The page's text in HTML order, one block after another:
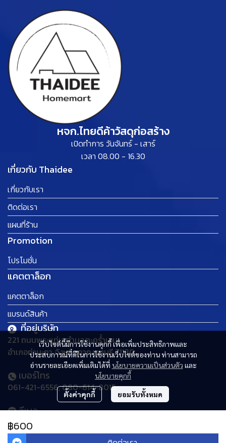
฿600
เว็บไซต์นี้มีการใช้งานคุกกี้ เพื่อเพิ่มประสิทธิภาพและ
ประสบการณ์ที่ดีในการใช้งานเว็บไซต์ของท่าน ท่านสามารถ
อ่านรายละเอียดเพิ่มเติมได้ที่ นโยบายความเป็นส่วนตัว และ
นโยบายคุกกี้
ตั้งค่าคุกกี้ ยอมรับทั้งหมด
หจก.ไทยดีค้าวัสดุก่อสร้าง
เปิดทำการ วันจันทร์ - เสาร์
เวลา 08.00 - 16.30
เกี่ยวกับ Thaidee
เกี่ยวกับเรา
ติดต่อเรา
แผนที่ร้าน
Promotion
โปรโมชั่น
แคตตาล็อก
แคตตาล็อก
แบรนด์สินค้า
ที่อยู่บริษัท
221 ถนนพระแท่น ตำบลตะคร้ำเอน
อำเภอท่ามะกา จังหวัดกาญจนบุรี 71130
เบอร์โทร
061-421-6556, 080-614-8015
อีเมล
thaideehomemart@gmail.com